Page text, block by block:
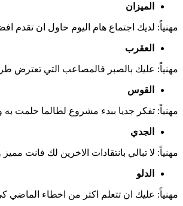
الميزان
مهنياً: لديك اجتماع هام اليوم حاول ان تقدم
العقرب
مهنياً: عليك بالصبر فالمصاعب التي تعترض
القوس
مهنياً: تفكر جديا ببدء مشروع لطالما حلمت
الجدي
مهنياً: لا تبالي بانتقادات الاخرين لك
الدلو
مهنياً: عليك ان تتعلم اكثر من اخطاء